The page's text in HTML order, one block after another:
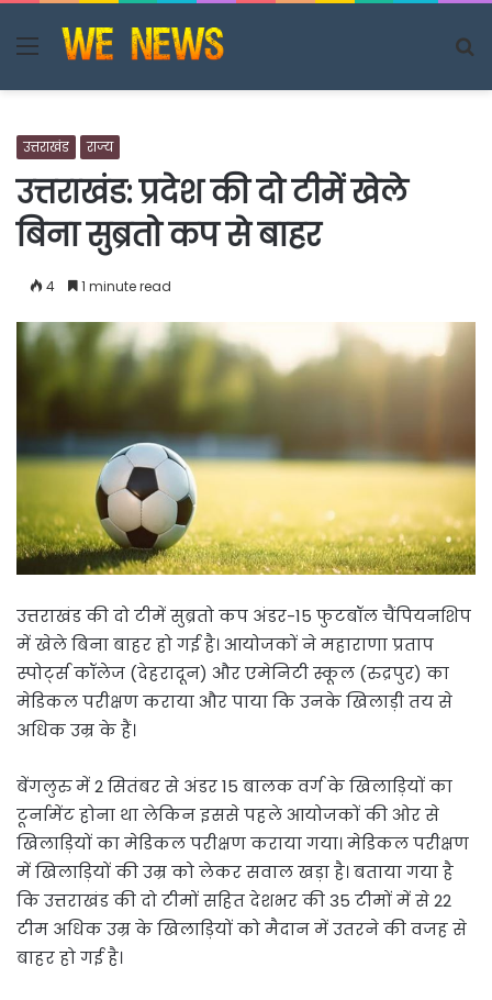
Menu
उत्तराखंड राज्य
उत्तराखंड: प्रदेश की दो टीमें खेले
बिना सुब्रतो कप से बाहर
4 1 minute read
उत्तराखंड की दो टीमें सुब्रतो कप अंडर-15 फुटबॉल चैंपियनशिप
में खेले बिना बाहर हो गई है। आयोजकों ने महाराणा प्रताप
स्पोर्ट्स कॉलेज (देहरादून) और एमेनिटी स्कूल (रुद्रपुर) का
मेडिकल परीक्षण कराया और पाया कि उनके खिलाड़ी तय से
अधिक उम्र के हैं।
बेंगलुरु में 2 सितंबर से अंडर 15 बालक वर्ग के खिलाड़ियों का
टूर्नामेंट होना था लेकिन इससे पहले आयोजकों की ओर से
खिलाड़ियों का मेडिकल परीक्षण कराया गया। मेडिकल परीक्षण
में खिलाड़ियों की उम्र को लेकर सवाल खड़ा है। बताया गया है
कि उत्तराखंड की दो टीमों सहित देशभर की 35 टीमों में से 22
टीम अधिक उम्र के खिलाड़ियों को मैदान में उतरने की वजह से
बाहर हो गई है।